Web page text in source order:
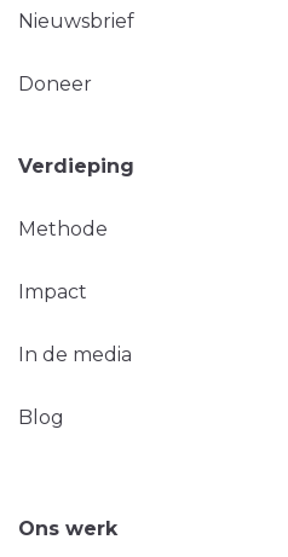
Nieuwsbrief
Doneer
Verdieping
Methode
Impact
In de media
Blog
Ons werk